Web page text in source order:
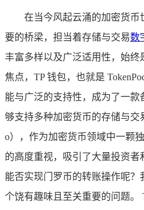
在当今风起云涌的加密货币
要的桥梁，担当着存储与交易数
丰富多样以及广泛适用性，始
焦点，TP 钱包，也就是
能与广泛的支持性，成为了一
够支持多种加密货币的存储与交
o），作为加密货币领域中一颗
的高度重视，吸引了大量投资者
能否实现门罗币的转账操作呢
个饶有趣味且至关重要的问题。